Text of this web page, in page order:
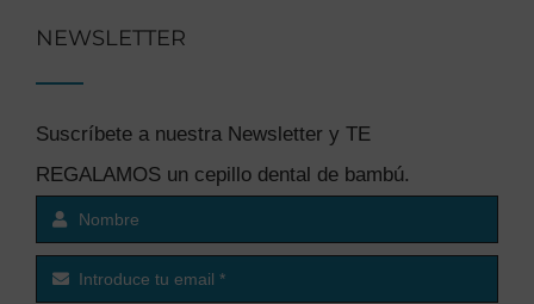
NEWSLETTER
Suscríbete a nuestra Newsletter y TE
REGALAMOS un cepillo dental de bambú.